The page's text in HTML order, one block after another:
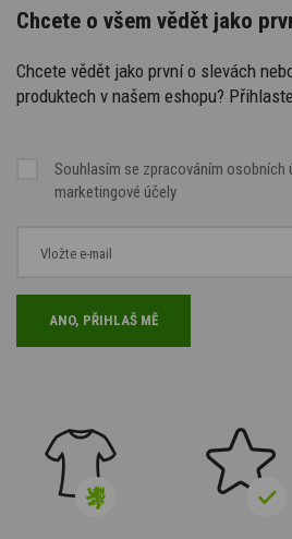
Chcete o všem vědět jako
Chcete vědět jako první o slevách
produktech v našem eshopu?
Souhlasím se zpracováním osobních
marketingové účely